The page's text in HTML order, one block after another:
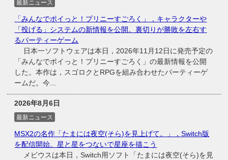
最新ニュース
「みんなでポイっと！プリニーすごろく」，キャラクターや
「投げる」システムの新情報を公開。裏切りが勝敗を左右す
るパーティーゲーム
日本一ソフトウェアは本日，2026年11月12日に発売予定の
「みんなでポイっと！プリニーすごろく」の最新情報を公開
した。本作は，スゴロクとRPGを組み合わせたパーティーゲ
ームだ。今...
2026年8月6日
最新ニュース
MSX2の名作「たまには夜空(そら)を見上げて。」，Switch版
を配信開始。星と星をつないで星座を描こう
メビウスは本日，Switch用ソフト「たまには夜空(そら)を見